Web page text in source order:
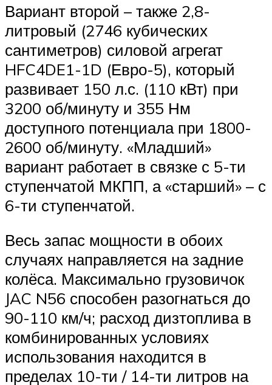
Вариант второй – также 2,8-
литровый (2746 кубических
сантиметров) силовой агрегат
HFC4DE1-1D (Евро-5), который
развивает 150 л.с. (110 кВт) при
3200 об/минуту и 355 Нм
доступного потенциала при 1800-
2600 об/минуту. «Младший»
вариант работает в связке с 5-ти
ступенчатой МКПП, а «старший» – с
6-ти ступенчатой.
Весь запас мощности в обоих
случаях направляется на задние
колёса. Максимально грузовичок
JAC N56 способен разогнаться до
90-110 км/ч; расход дизтоплива в
комбинированных условиях
использования находится в
пределах 10-ти / 14-ти литров на